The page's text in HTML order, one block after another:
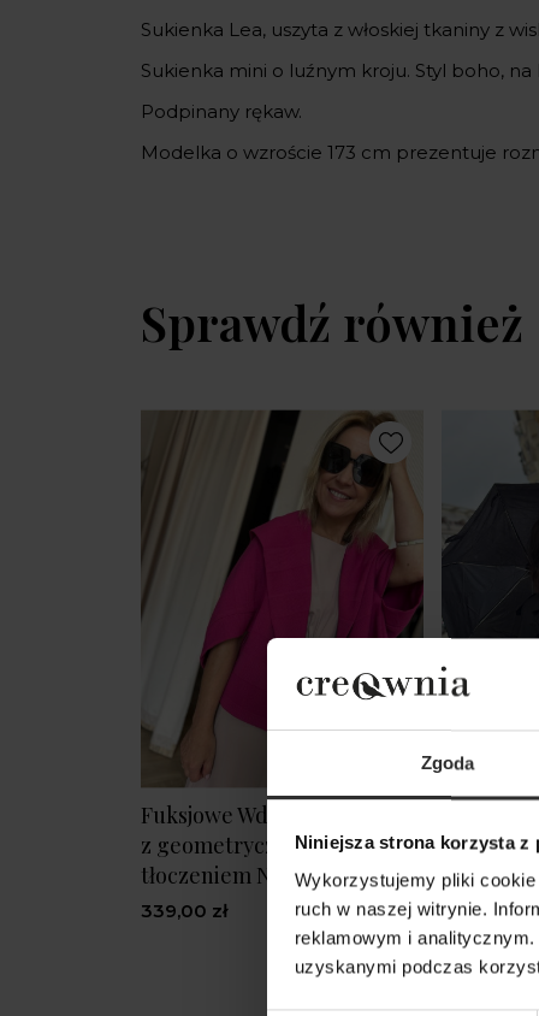
Zgoda
Niniejsza strona korzysta z
Wykorzystujemy pliki
ruch w naszej witrynie.
reklamowym i
uzyskanymi podczas
Sukienka Lea, uszyta z włoskiej tkaniny z
Sukienka mini o luźnym kroju. Styl boho,
Podpinany rękaw.
Modelka o wzroście 173 cm prezentuje
Sprawdź również
Fuksjowe Wdzianko oversize
z geometrycznym
tłoczeniem Novi Magenta
339,00 zł
Black
669,00 zł